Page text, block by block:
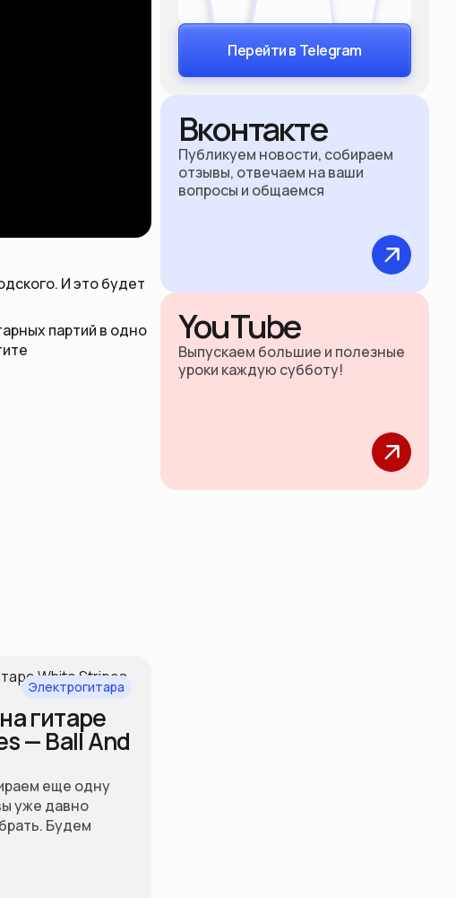
И это будет
партий в одно
Электрогитара
гитаре
— Ball And
еще одну
уже давно
Будем
Перейти в Telegram
Вконтакте
Публикуем новости, собираем
отзывы, отвечаем на ваши
вопросы и общаемся
YouTube
Выпускаем большие и полезные
уроки каждую субботу!